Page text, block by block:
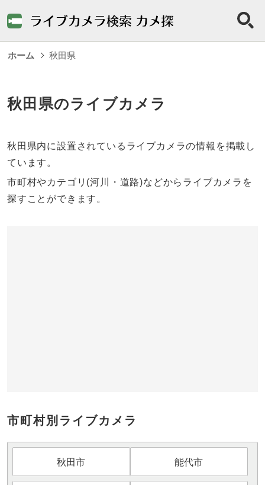
ホーム 秋田県
秋田県のライブカメラ
秋田県内に設置されているライブカメラの情報を掲載し
ています。
市町村やカテゴリ(河川・道路)などからライブカメラを
探すことができます。
市町村別ライブカメラ
秋田市 能代市